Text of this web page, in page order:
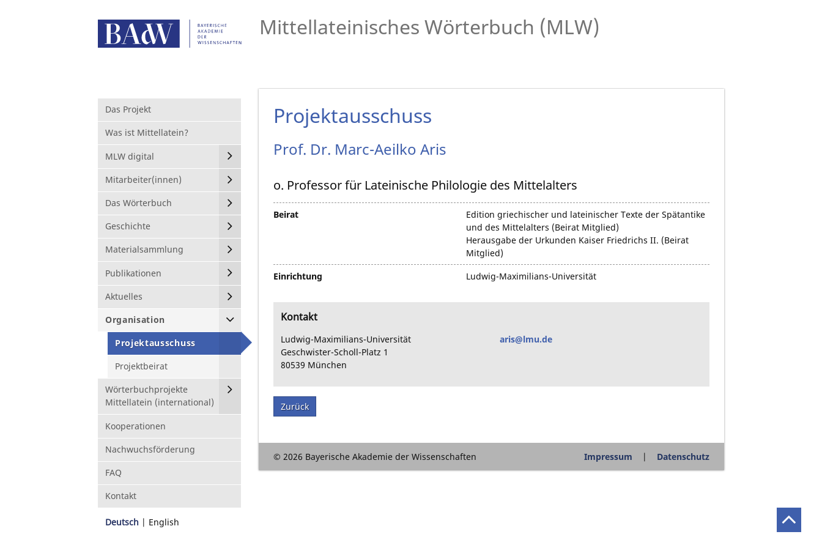
Mittellateinisches Wörterbuch (MLW)
Das Projekt
Was ist Mittellatein?
MLW digital
Mitarbeiter(innen)
Das Wörterbuch
Geschichte
Materialsammlung
Publikationen
Aktuelles
Organisation
Projektausschuss
Projektbeirat
Wörterbuchprojekte
Mittellatein (international)
Kooperationen
Nachwuchsförderung
FAQ
Kontakt
Deutsch English
Projektausschuss
Prof. Dr. Marc-Aeilko Aris
o. Professor für Lateinische Philologie des Mittelalters
Beirat
Edition griechischer und lateinischer Texte der Spätantike
und des Mittelalters (Beirat Mitglied)
Herausgabe der Urkunden Kaiser Friedrichs II. (Beirat
Mitglied)
Einrichtung
Ludwig-Maximilians-Universität
Kontakt
Ludwig-Maximilians-Universität
Geschwister-Scholl-Platz 1
80539 München
aris@lmu.de
Zurück
© 2026 Bayerische Akademie der Wissenschaften Impressum Datenschutz